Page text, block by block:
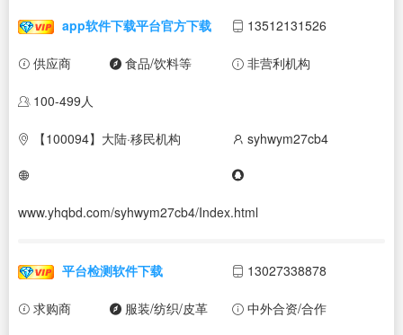
app软件下载平台官方下载 13512131526
供应商 食品/饮料等 非营利机构
100-499人
【100094】大陆·移民机构 syhwym27cb4
www.yhqbd.com/syhwym27cb4/Index.html
平台检测软件下载 13027338878
求购商 服装/纺织/皮革 中外合资/合作